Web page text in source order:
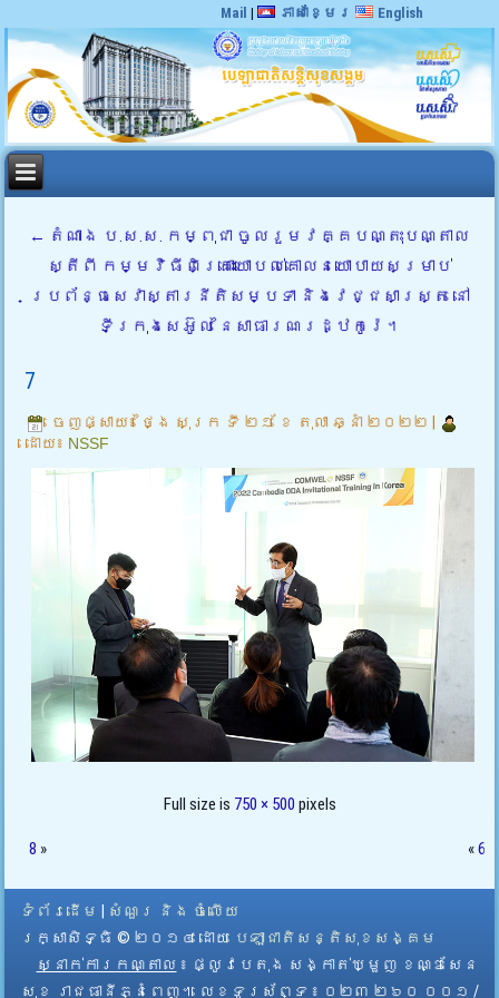
Mail | ភាសាខ្មែរ English
← តំណាង ប.ស.ស. កម្ពុជា ចូលរួមវគ្គបណ្តុះបណ្តាល
ស្តីពី កម្មវិធីពិគ្រោះយោបល់គោលនយោបាយសម្រាប់
ប្រព័ន្ធសេវាស្តារនីតិសម្បទា និងវេជ្ជសាស្ត្រ នៅ
ទីក្រុងសេអ៊ូល នៃសាធារណរដ្ឋកូរ៉េ។
7
ចេញផ្សាយ៖ ថ្ងៃ សុក្រ ទី ២១ ខែ តុលា ឆ្នាំ ២០២២
ដោយ៖ NSSF
Full size is 750 × 500 pixels
8 » «6
ទំព័រដើម
សំណួរ និង ចំលើយ
រក្សាសិទ្ធិ © ២០១៤ ដោយ​ បេឡាជាតិសន្តិសុខសង្គម
ស្នាក់ការកណ្តាល ៖ ផ្លូវបេតុង សង្កាត់ឃ្មួញ ខណ្ឌសែន
សុខ រាជធានីភ្នំពេញ។ លេខទូរស័ព្ទ ៖ ០២៣ ២៦០ ០០១ /